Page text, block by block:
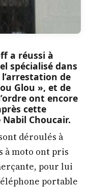
a réussi à
spécialisé dans
de
Glou », et de
ont encore
cette
Choucair.
déroulés à
à moto ont pris
pour lui
portable